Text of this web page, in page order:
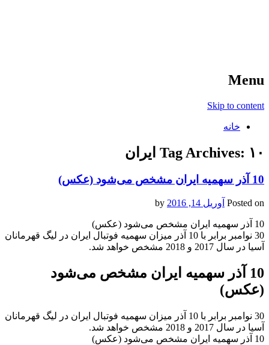
Menu
Skip to content
خانه
Tag Archives: ۱۰ ایران
10 آذر سهمیه ایران مشخص می‌شود (عکس)
Posted on آوریل 14, 2016
10 آذر سهمیه ایران مشخص می‌شود (عکس)
30 نوامبر برابر با 10 آذر میزان سهمیه فوتبال ایران در لیگ قهرمانان
آسیا در سال 2017 و 2018 مشخص خواهد شد.
10 آذر سهمیه ایران مشخص می‌شود
(عکس)
30 نوامبر برابر با 10 آذر میزان سهمیه فوتبال ایران در لیگ قهرمانان
آسیا در سال 2017 و 2018 مشخص خواهد شد.
10 آذر سهمیه ایران مشخص می‌شود (عکس)